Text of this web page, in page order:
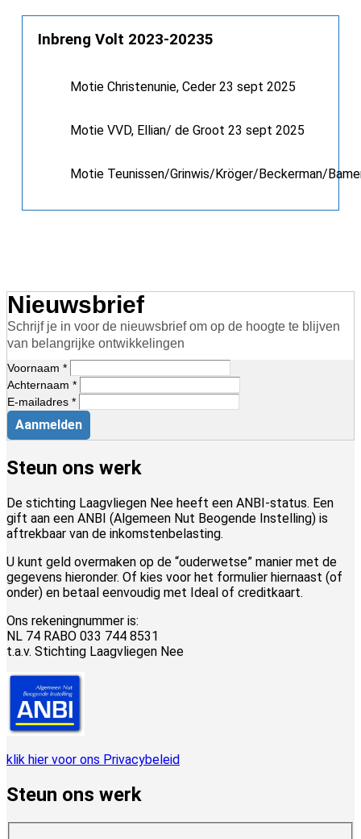
Inbreng Volt 2023-20235
Motie Christenunie, Ceder 23 sept 2025
Motie VVD, Ellian/ de Groot 23 sept 2025
Motie Teunissen/Grinwis/Kröger/Beckerman/
Nieuwsbrief
Schrijf je in voor de nieuwsbrief om op de hoogte te blijven
van belangrijke ontwikkelingen
Voornaam *
Achternaam *
E-mailadres *
Aanmelden
Steun ons werk
De stichting Laagvliegen Nee heeft een ANBI-status. Een
gift aan een ANBI (Algemeen Nut Beogende Instelling) is
aftrekbaar van de inkomstenbelasting.
U kunt geld overmaken op de “ouderwetse” manier met de
gegevens hieronder. Of kies voor het formulier hiernaast (of
onder) en betaal eenvoudig met Ideal of creditkaart.
Ons rekeningnummer is:
NL 74 RABO 033 744 8531
t.a.v. Stichting Laagvliegen Nee
klik hier voor ons Privacybeleid
Steun ons werk